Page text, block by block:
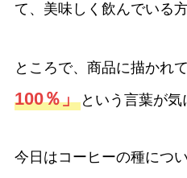
て、美味しく飲んでいる
ところで、商品に描かれ
100％」という言葉が気
今日はコーヒーの種につ